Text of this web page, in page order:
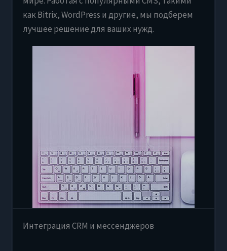
как Bitrix, WordPress и другие, мы подберем
лучшее решение для ваших нужд.
Интеграция CRM и мессенджеров